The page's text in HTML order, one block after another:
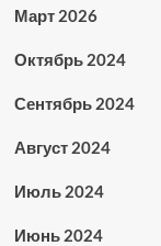
Март 2026
Октябрь 2024
Сентябрь 2024
Август 2024
Июль 2024
Июнь 2024